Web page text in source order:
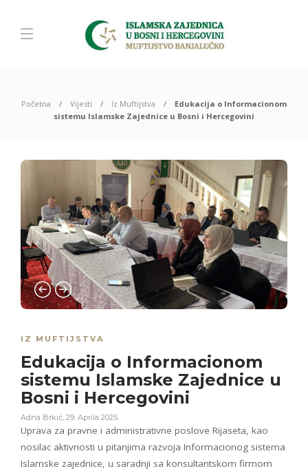
Početna Vijesti Iz Muftijstva
Edukacija o Informacionom
sistemu Islamske Zajednice u Bosni i Hercegovini
IZ MUFTIJSTVA
Edukacija o Informacionom
sistemu Islamske Zajednice u
Bosni i Hercegovini
Adna Brkić, 29. Aprila 2025.
Uprava za pravne i administrativne poslove Rijaseta, kao
nosilac aktivnosti u pitanjima razvoja Informacionog sistema
Islamske zajednice, u saradnji sa konsultantskom firmom